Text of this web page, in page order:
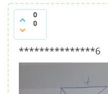
0
0
***************6